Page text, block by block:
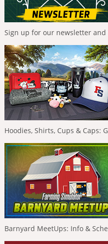
Sign up for our newsletter and
Hoodies, Shirts, Cups & Caps:
Barnyard MeetUps: Info &